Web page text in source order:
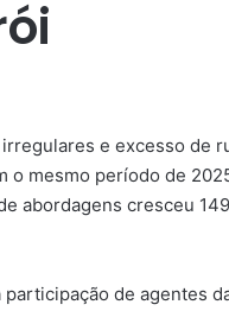
e excesso de
o mesmo período de
abordagens cresceu
de agentes